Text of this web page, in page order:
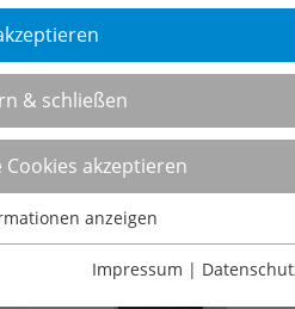
Shop
& schließen
akzeptieren
grundlegende Funktionen der
anzeigen
Impressum |